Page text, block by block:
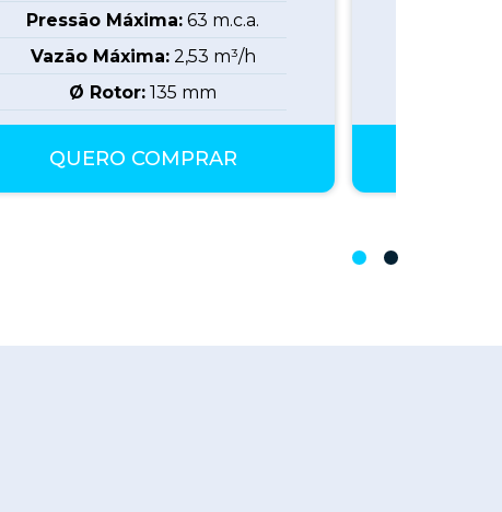
Pressão Máxima: 63 m.c.a.
Vazão Máxima: 2,53 m³/h
Ø Rotor: 135 mm
QUERO COMPRAR